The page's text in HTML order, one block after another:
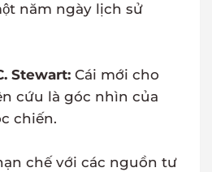
năm ngày lịch sử
Stewart: Cái mới cho
cứu là góc nhìn của
chiến.
chế với các nguồn tư